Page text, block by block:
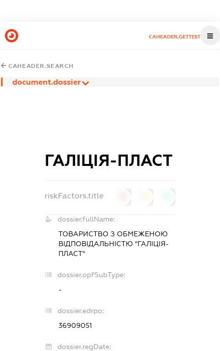
CAHEADER.GETTEST
CAHEADER.SEARCH
document.dossier
ГАЛІЦІЯ-ПЛАСТ
riskFactors.title
dossier.fullName:
ТОВАРИСТВО З ОБМЕЖЕНОЮ
ВІДПОВІДАЛЬНІСТЮ "ГАЛІЦІЯ-
ПЛАСТ"
dossier.opfSubType:
-
dossier.edrpo:
36909051
dossier.regDate: